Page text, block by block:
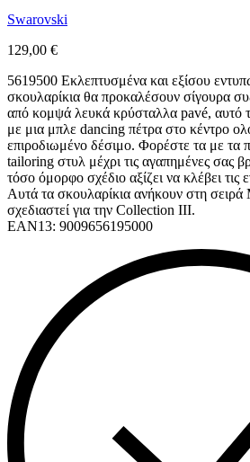
Swarovski
129,00 €
5619500 Εκλεπτυσμένα και εξίσου
σκουλαρίκια θα προκαλέσουν σίγουρα
από κομψά λευκά κρύσταλλα pavé, αυτό
με μια μπλε dancing πέτρα στο κέντρο
επιροδιωμένο δέσιμο. Φορέστε τα με τα
tailoring στυλ μέχρι τις αγαπημένες σας
τόσο όμορφο σχέδιο αξίζει να κλέβει τις
Αυτά τα σκουλαρίκια ανήκουν στη σειρά
σχεδιαστεί για την Collection III.
EAN13: 9009656195000